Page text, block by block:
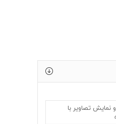
• با وضوح تصویر 5MP و نمایش تصاویر با